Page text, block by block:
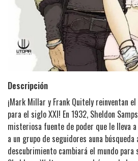
Descripción
¡Mark Millar y Frank Quitely reinventan
para el siglo XXI! En 1932, Sheldon
misteriosa fuente de poder que le lleva
a un grupo de seguidores auna
descubrimiento cambiará el mundo para